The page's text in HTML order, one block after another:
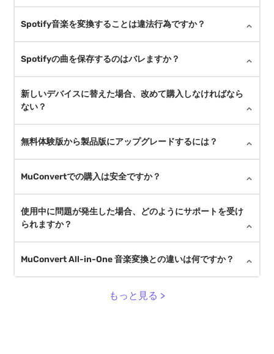
Spotify音楽を変換することは違法行為ですか？
Spotifyの曲を保存するのはバレますか？
新しいデバイスに替えた場合、改めて購入しなければなら
ない？
無料体験版から製品版にアップグレードするには？
MuConvertでの購入は安全ですか？
使用中に問題が発生した場合、どのようにサポートを受け
られますか？
MuConvert All-in-One 音楽変換との違いは何ですか？
もっと見る >